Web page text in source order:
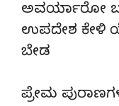
ಅವರ್ಯಾರೋ
ಉಪದೇಶ ಕೇಳಿ
ಬೇಡ
ಪ್ರೇಮ